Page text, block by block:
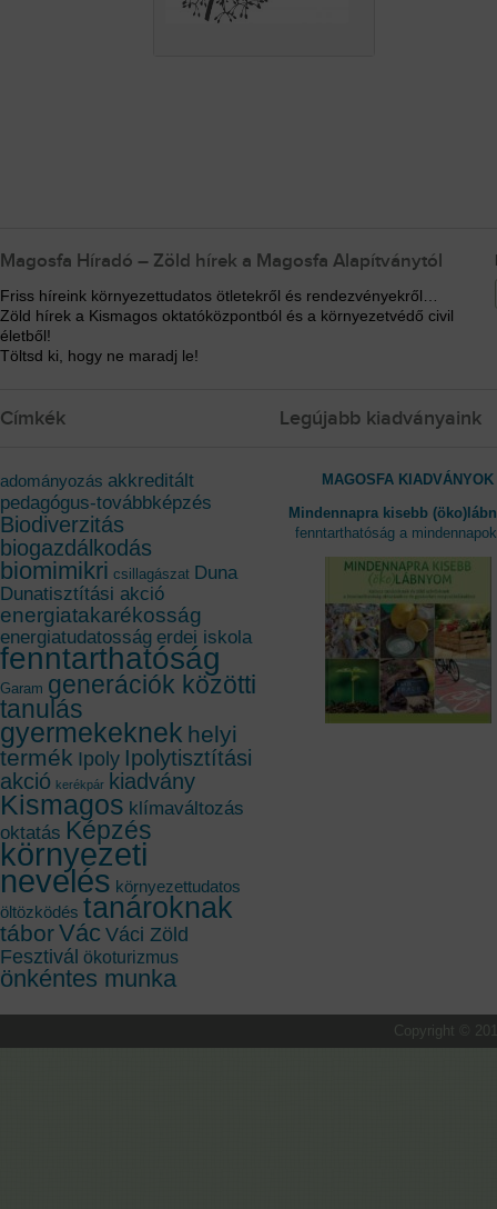
Magosfa Híradó – Zöld hírek a Magosfa Alapítványtól
Friss híreink környezettudatos ötletekről és rendezvényekről…
Zöld hírek a Kismagos oktatóközpontból és a környezetvédő civil
életből!
Töltsd ki, hogy ne maradj le!
Címkék
adományozás akkreditált
pedagógus-továbbképzés
Biodiverzitás
biogazdálkodás
biomimikri csillagászat Duna
Dunatisztítási akció
energiatakarékosság
energiatudatosság erdei iskola
fenntarthatóság
Garam generációk közötti
tanulás
gyermekeknek helyi
termék Ipoly Ipolytisztítási
akció kerékpár kiadvány
Kismagos klímaváltozás
oktatás Képzés
környezeti
nevelés környezettudatos
öltözködés tanároknak
táborVác Váci Zöld
Fesztivál ökoturizmus
önkéntes munka
Legújabb kiadványaink
MAGOSFA KIADVÁNYOK
Mindennapra kisebb
fenntarthatóság a
Copyright ©